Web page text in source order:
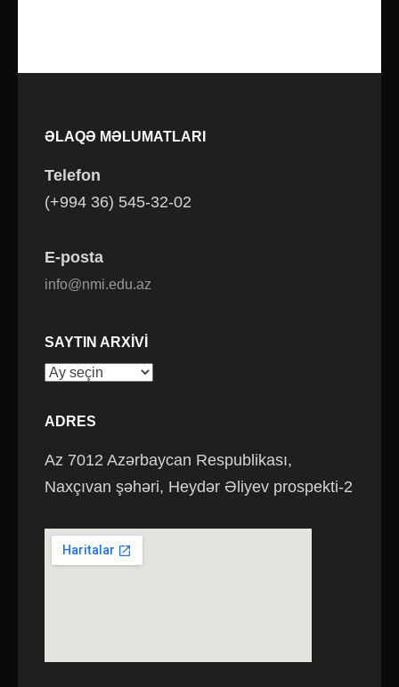
ƏLAQƏ MƏLUMATLARI
Telefon
(+994 36) 545-32-02
E-posta
info@nmi.edu.az
SAYTIN ARXIVI
Saytın
ADRES
Az 7012 Azərbaycan Respublikası,
Naxçıvan şəhəri, Heydər Əliyev prospekti-2